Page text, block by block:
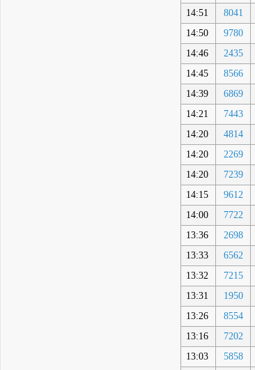
14:51
8041
14:50
9780
14:46
2435
14:45
8566
14:39
6869
14:21
7443
14:20
4814
14:20
2269
14:20
7239
14:15
9612
14:00
7722
13:36
2698
13:33
6562
13:32
7215
13:31
1950
13:26
8554
13:16
7202
13:03
5858